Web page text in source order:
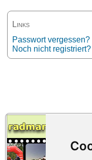
Links
Passwort vergessen?
Noch nicht registriert?